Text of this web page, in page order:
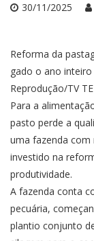
30/11/2025
Reforma da
gado o ano
Reprodução/TV
Para a
pasto perde a
uma fazenda com
investido na
produtividade.
A fazenda conta
pecuária,
plantio conjunto